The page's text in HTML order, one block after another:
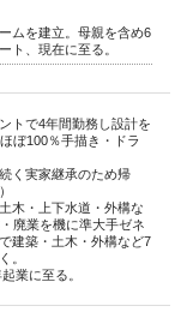
ムを建立。母親を含め6
ト、現在に至る。
トで4年間勤務し設計を
ぼ100％手描き・ドラ
く実家継承のため帰
木・上下水道・外構な
廃業を機に準大手ゼネ
建築・土木・外構など7
。
業に至る。